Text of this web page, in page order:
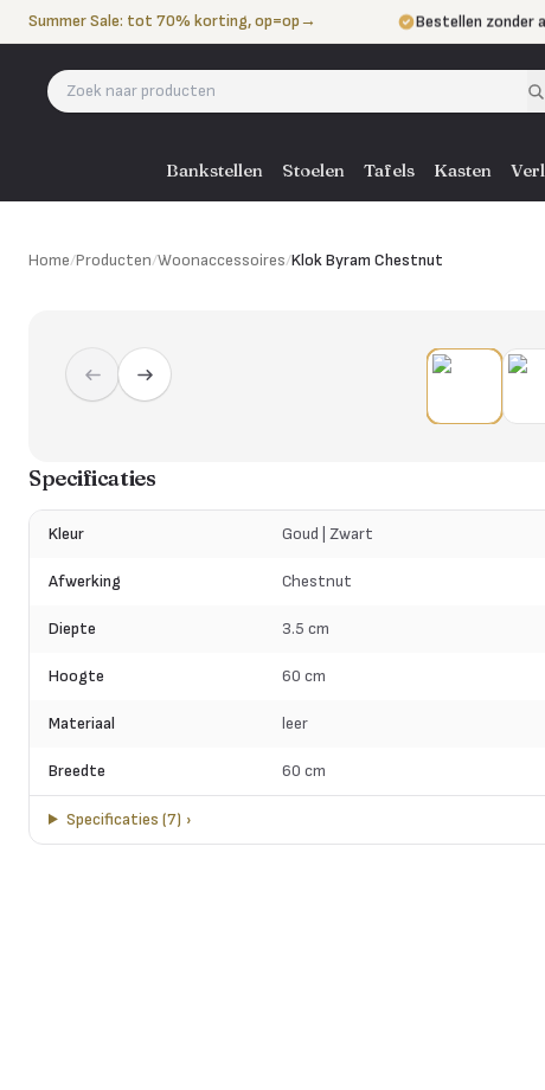
Naar de inhoud
Summer Sale: tot 70% korting, op=op→ Bestellen zonder
Eigen bezorgdienst
Bankstellen Stoelen Tafels Kasten
Home/Producten/Woonaccessoires/Klok Byram Chestnut
Specificaties
Kleur Goud | Zwart
Afwerking Chestnut
Diepte 3.5 cm
Hoogte 60 cm
Materiaal leer
Breedte 60 cm
Specificaties (7) ›